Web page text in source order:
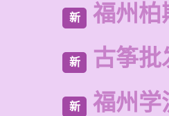
新 福州柏
新 古筝批
新 福州学